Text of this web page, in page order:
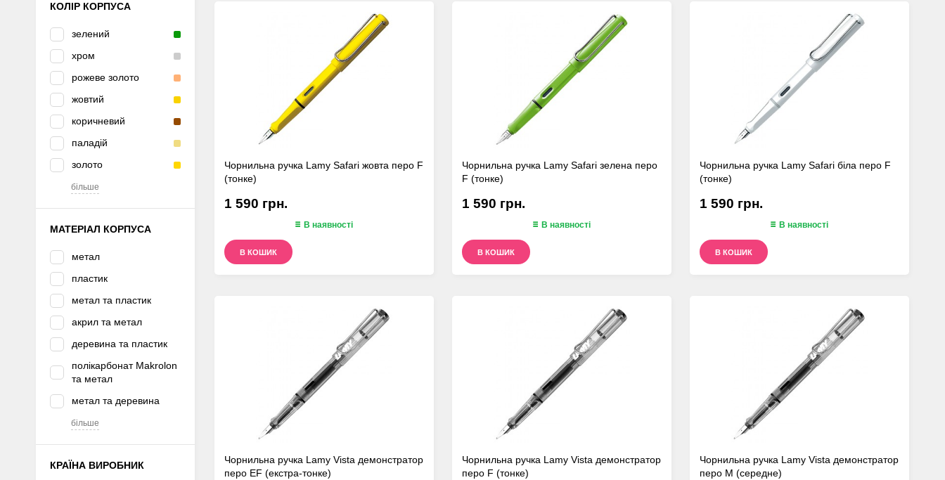
КОЛІР КОРПУСА
зелений
хром
рожеве золото
жовтий
коричневий
паладій
золото
більше
МАТЕРІАЛ КОРПУСА
метал
пластик
метал та пластик
акрил та метал
деревина та пластик
полікарбонат Makrolon
та метал
метал та деревина
більше
КРАЇНА ВИРОБНИК
Чорнильна ручка Lamy Safari жовта перо F
(тонке)
1 590 грн.
В наявності
В КОШИК
Чорнильна ручка Lamy Safari зелена перо
F (тонке)
1 590 грн.
В наявності
В КОШИК
Чорнильна ручка Lamy Safari біла перо F
(тонке)
1 590 грн.
В наявності
В КОШИК
Чорнильна ручка Lamy Vista демонстратор
перо EF (екстра-тонке)
Чорнильна ручка Lamy Vista демонстратор
перо F (тонке)
Чорнильна ручка Lamy Vista демонстратор
перо М (середне)